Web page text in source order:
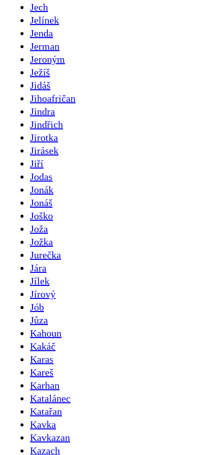
Jech
Jelínek
Jenda
Jerman
Jeroným
Ježíš
Jidáš
Jihoafričan
Jindra
Jindřich
Jirotka
Jirásek
Jiří
Jodas
Jonák
Jonáš
Joško
Joža
Jožka
Jurečka
Jára
Jílek
Jírový
Jób
Jůza
Kahoun
Kakáč
Karas
Kareš
Karhan
Katalánec
Katařan
Kavka
Kavkazan
Kazach